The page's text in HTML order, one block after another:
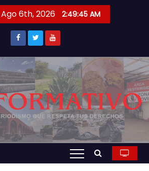
6th, 2026 2:49:46 AM